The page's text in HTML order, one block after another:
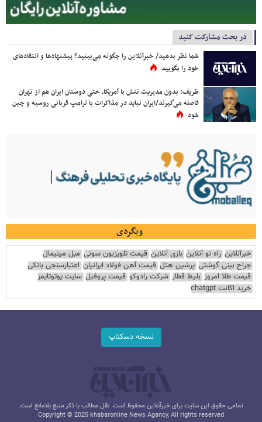
در بحث مشارکت کنید
شما نظر بدهید/ خبرآنلاین را چگونه می‌بینید؟ پیشنهادها و انتقادهای
خود را بگویید
ظریف: بدون مدیریت تنش با آمریکا، حتی دوستان ایران هم از تهران
فاصله می‌گیرند/ایران نباید در مذاکرات با ترامپ قربانی روسیه و چین
شود
وبگردی
خبرآنلاین راه نو آنلاین بازی آنلاین قیمت تلویزیون سونی مبل مینیمال
جراح بینی گوشتی پرشین هتل قیمت آهن فولاد ایرانیان اعتبارسنجی بانکی
قیمت طلا امروز بلیط قطار شرکت رادوکو قیمت پروفیل سایت یوتوتایمز
خرید اکانت chatgpt
نسخه دسکتاپ
تمامی حقوق این سایت برای خبرآنلاین محفوظ است. نقل مطالب با ذکر منبع بلامانع است.
Copyright © 2025 khabaronline News Agancy, All rights reserved